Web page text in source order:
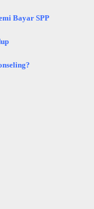
Bayar SPP